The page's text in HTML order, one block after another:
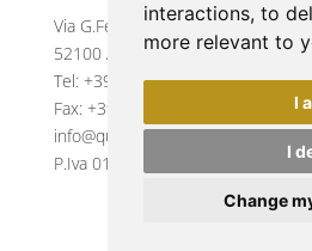
interactions, to
more relevant to
I
I
Change
Via G.Ferraris, 236
52100 Arezzo (AR) Italy
Tel: +39 0575 984122
Fax: +39 0575 984123
info@quadrifogliospa.it
P.Iva 01673420517